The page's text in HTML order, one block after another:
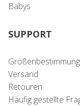
Babys
SUPPORT
Größenbestimmung
Versand
Retouren
Häufig gestellte